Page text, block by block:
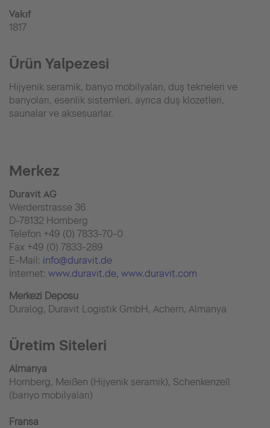
Vakıf
1817
Ürün Yalpezesi
Hijyenik seramik, banyo mobilyaları, duş tekneleri ve
banyoları, esenlik sistemleri, ayrıca duş klozetleri,
saunalar ve aksesuarlar.
Merkez
Duravit AG
Werderstrasse 36
D-78132 Hornberg
Telefon +49 (0) 7833-70-0
Fax +49 (0) 7833-289
E-Mail: info@duravit.de
İnternet: www.duravit.de, www.duravit.com
Merkezi Deposu
Duralog, Duravit Logistik GmbH, Achern, Almanya
Üretim Siteleri
Almanya
Hornberg, Meißen (Hijyenik seramik), Schenkenzell
(banyo mobilyaları)
Fransa